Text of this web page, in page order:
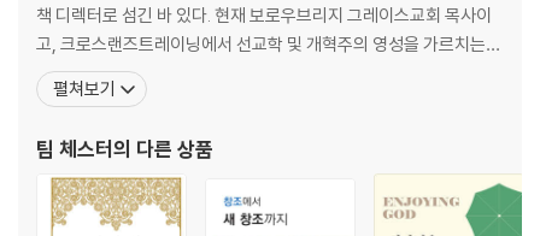
책 디렉터로 섬긴 바 있다. 현재 보로우브리지 그레이스교회 목사이
고, 크로스랜즈트레이닝에서 선교학 및 개혁주의 영성을 가르치는
부교수로 있다. 또한 영국 셰필드에 교회 개척 단체인 크라우디드 하
우스를 공동 설립하여 활발하게 활동하고 있으며, 매년 교회, 선교,
press.com)를 통해 사람들과 소통하기를 좋아
펼쳐보기
팀 체스터의 다른 상품